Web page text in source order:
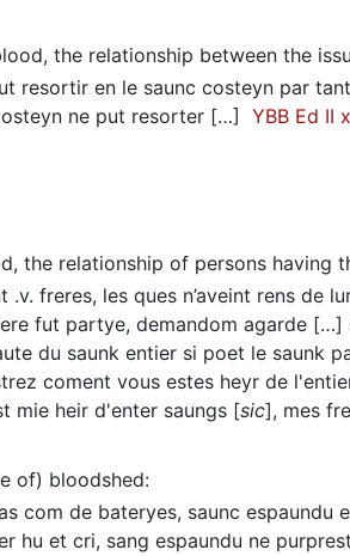
the relationship between the
resortir en le saunc costeyn par
ne put resorter […] YBB Ed II
the relationship of persons having
.v. freres, les ques n’aveint rens de
fut partye, demandom agarde
du saunk entier si poet le saunk
coment vous estes heyr de
mie heir d'enter saungs [sic], mes
of) bloodshed:
com de bateryes, saunc espaundu
hu et cri, sang espaundu ne